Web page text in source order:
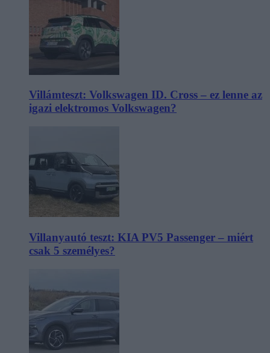
Villámteszt: Volkswagen ID. Cross – ez lenne az
igazi elektromos Volkswagen?
Villanyautó teszt: KIA PV5 Passenger – miért
csak 5 személyes?